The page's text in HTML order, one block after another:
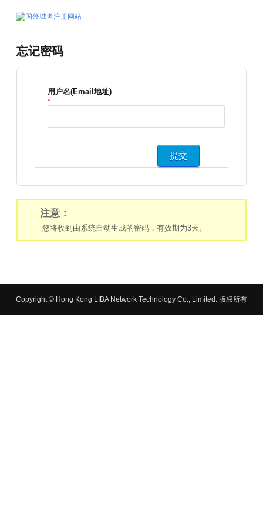
忘记密码
用户名(Email地址)
*
注意：
您将收到由系统自动生成的密码，有效期为3天。
Copyright © Hong Kong LIBA Network Technology Co., Limited. 版权所有